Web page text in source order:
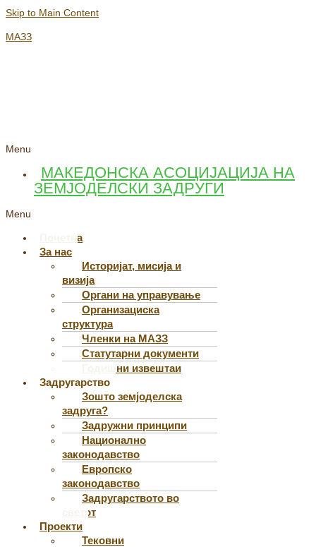
Skip to Main Content
МАЗЗ
Menu
МАКЕДОНСКА АСОЦИЈАЦИЈА НА
ЗЕМЈОДЕЛСКИ ЗАДРУГИ
Menu
Почетна
За нас
Историјат, мисија и
визија
Органи на управување
Организациска
структура
Членки на МАЗЗ
Статутарни документи
Годишни извештаи
Задругарство
Зошто земјоделска
задруга?
Задружни принципи
Национално
законодавство
Европско
законодавство
Задругарството во
светот
Проекти
Тековни